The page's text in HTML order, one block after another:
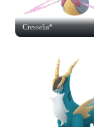
Cresselia*